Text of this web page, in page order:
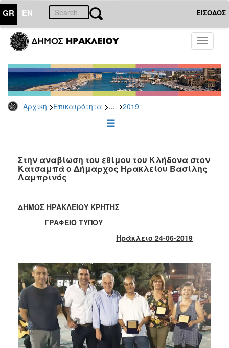
GR EN ΕΙΣΟΔΟΣ
Toggle
Αρχική Επικαιρότητα ... 2019
ΕΠΙΚΑΙΡΟΤΗΤΑ
Τύπου
Αρχείο
2026
2025
2022
2021
2019
2018
2015
2013
2010
2006
Στην αναβίωση του εθίμου του Κλήδονα στον
Κατσαμπά ο Δήμαρχος Ηρακλείου Βασίλης
Λαμπρινός
ΔΗΜΟΣ ΗΡΑΚΛΕΙΟΥ ΚΡΗΤΗΣ
ΓΡΑΦΕΙΟ ΤΥΠΟΥ
Ηράκλειο 24-06-2019